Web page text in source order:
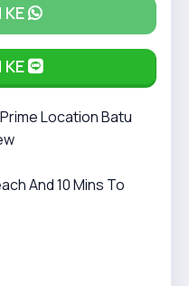
KE
KE
Location Batu
And 10 Mins To